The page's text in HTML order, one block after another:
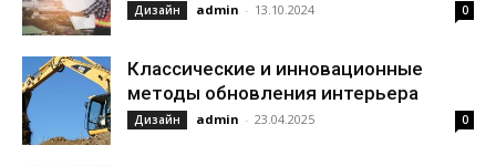
Дизайн admin - 13.10.2024 0
Классические и инновационные
методы обновления интерьера
Дизайн admin - 23.04.2025 0